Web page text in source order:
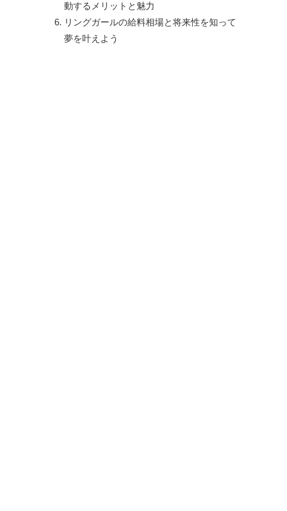
動するメリットと魅力
リングガールの給料相場と将来性を知って
夢を叶えよう